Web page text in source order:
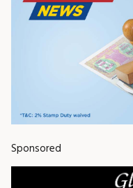
Sponsored